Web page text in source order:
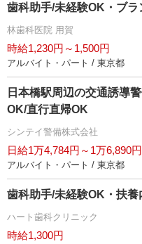
歯科助手/未経験OK・ブラ
林歯科医院 用賀
時給1,230円～1,500円
アルバイト・パート / 東京都
日本橋駅周辺の交通誘導
OK/直行直帰OK
シンテイ警備株式会社
日給1万4,784円～1万6,890円
アルバイト・パート / 東京都
歯科助手/未経験OK・扶養
ハート歯科クリニック
時給1,300円